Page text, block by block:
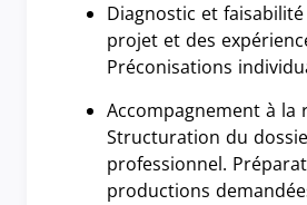
Diagnostic et
projet et des
Préconisations
Accompagnement à la
Structuration du
professionnel.
productions